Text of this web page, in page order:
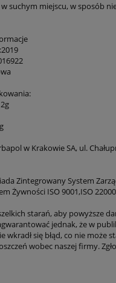
suchym miejscu, w sposób
w Krakowie SA, ul.
Zintegrowany System
Żywności ISO 9001,ISO
starań, aby powyższe
jednak, że w
wkradł się błąd, co nie może
wobec naszej firmy.